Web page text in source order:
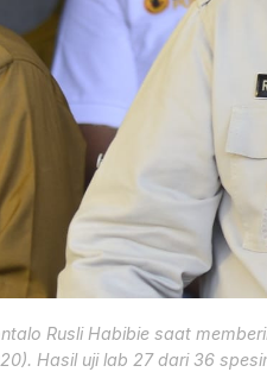
Rusli Habibie saat
Hasil uji lab 27 dari 36